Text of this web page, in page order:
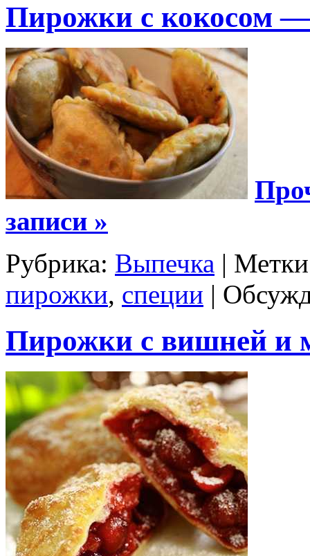
Пирожки с кокосом
записи »
Рубрика: Выпечка |
пирожки, специи |
Пирожки с вишней и